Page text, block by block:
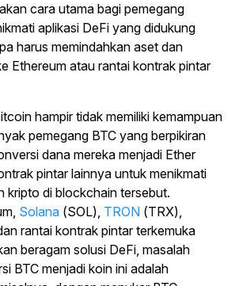
cara utama bagi pemegang
aplikasi DeFi yang didukung
harus memindahkan aset dan
Ethereum atau rantai kontrak pintar
hampir tidak memiliki kemampuan
pemegang BTC yang berpikiran
dana mereka menjadi Ether
pintar lainnya untuk menikmati
kripto di blockchain tersebut.
Solana (SOL), TRON (TRX),
rantai kontrak pintar terkemuka
beragam solusi DeFi, masalah
BTC menjadi koin ini adalah